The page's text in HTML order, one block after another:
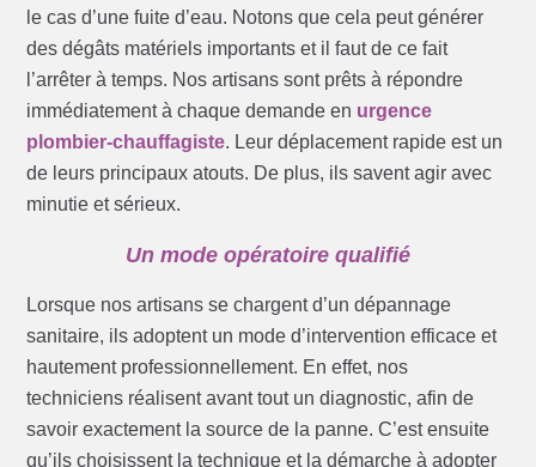
le cas d’une fuite d’eau. Notons que cela peut générer
des dégâts matériels importants et il faut de ce fait
l’arrêter à temps. Nos artisans sont prêts à répondre
immédiatement à chaque demande en urgence
plombier-chauffagiste. Leur déplacement rapide est un
de leurs principaux atouts. De plus, ils savent agir avec
minutie et sérieux.
Un mode opératoire qualifié
Lorsque nos artisans se chargent d’un dépannage
sanitaire, ils adoptent un mode d’intervention efficace et
hautement professionnellement. En effet, nos
techniciens réalisent avant tout un diagnostic, afin de
savoir exactement la source de la panne. C’est ensuite
qu’ils choisissent la technique et la démarche à adopter